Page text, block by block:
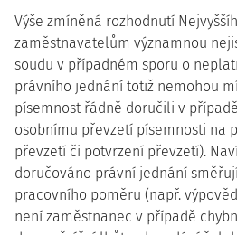
Výše zmíněná rozhodnutí
zaměstnavatelům významnou
soudu v případném sporu o
právního jednání totiž nemohou
písemnost řádně doručili v
osobnímu převzetí písemnosti na
převzetí či potvrzení převzetí).
doručováno právní jednání
pracovního poměru (např.
není zaměstnanec v případě